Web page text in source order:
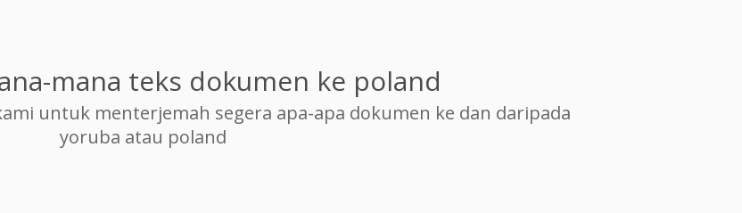
mana teks dokumen ke poland
untuk menterjemah segera apa-apa dokumen ke dan daripada
yoruba atau poland